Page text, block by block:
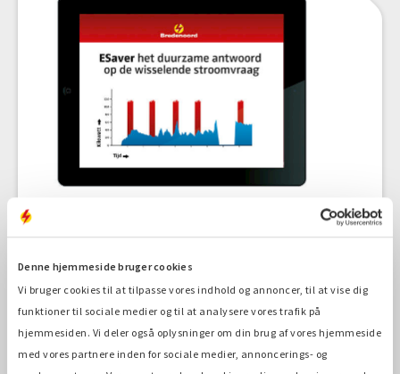
Denne hjemmeside bruger cookies
Vi bruger cookies til at tilpasse vores indhold og annoncer, til at vise dig
funktioner til sociale medier og til at analysere vores trafik på
hjemmesiden. Vi deler også oplysninger om din brug af vores hjemmeside
med vores partnere inden for sociale medier, annoncerings- og
Online overvågning og Tracking